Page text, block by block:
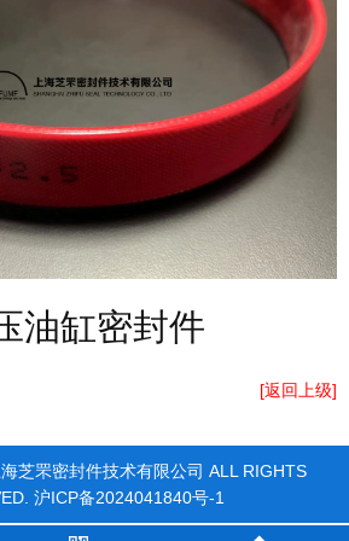
油缸密封件
[返回上级]
芝罘密封件技术有限公司 ALL RIGHTS
沪ICP备2024041840号-1